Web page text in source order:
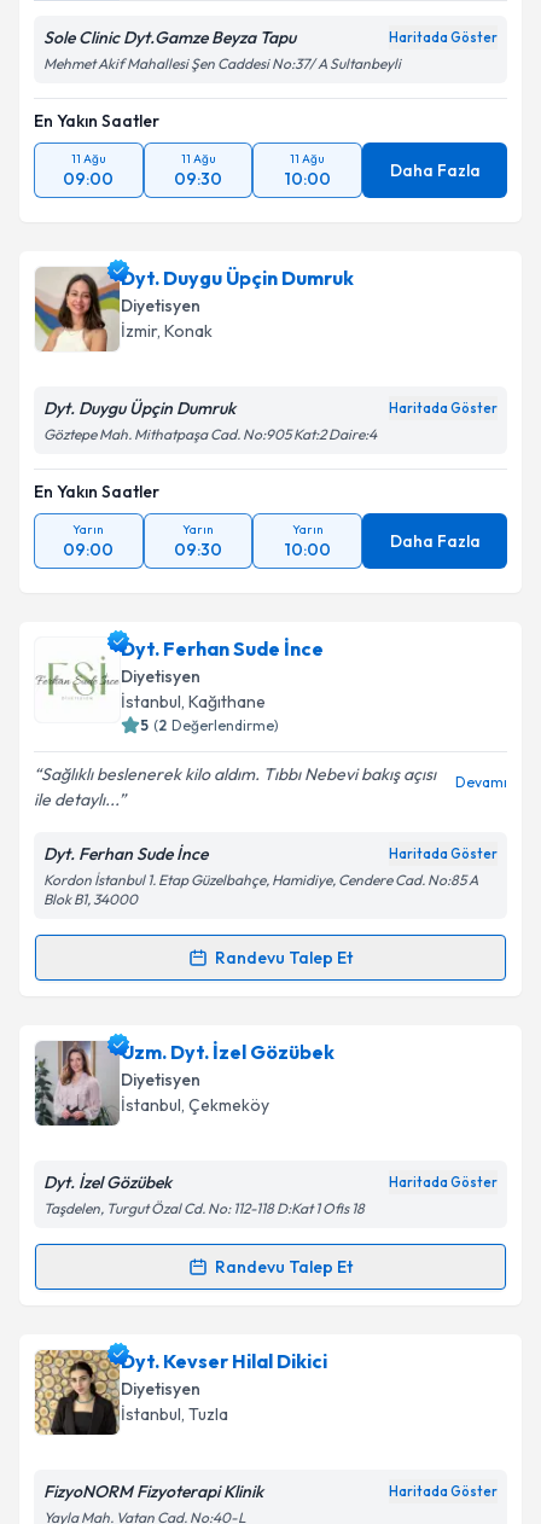
Sole Clinic Dyt.Gamze Beyza Tapu Haritada Göster
Mehmet Akif Mahallesi Şen Caddesi No:37/ A Sultanbeyli
En Yakın Saatler
11 Ağu
09:00
11 Ağu
09:30
11 Ağu
10:00 Daha Fazla
Dyt. Duygu Üpçin Dumruk
Diyetisyen
İzmir, Konak
Dyt. Duygu Üpçin Dumruk Haritada Göster
Göztepe Mah. Mithatpaşa Cad. No:905 Kat:2 Daire:4
En Yakın Saatler
Yarın
09:00
Yarın
09:30
Yarın
10:00 Daha Fazla
Dyt. Ferhan Sude İnce
Diyetisyen
İstanbul, Kağıthane
5 (2 Değerlendirme)
Sağlıklı beslenerek kilo aldım. Tıbbı Nebevi bakış açısı
ile detaylı...
Devamı
Dyt. Ferhan Sude İnce Haritada Göster
Kordon İstanbul 1. Etap Güzelbahçe, Hamidiye, Cendere Cad. No:85 A
Blok B1, 34000
Randevu Talep Et
Randevu Takvimi Talebi
Dyt. Ferhan Sude İnceiçin randevu takvimi talebi
oluşturun. Size bu uzmandan randevu almanız için bir
takvim hazırlandığında e-posta ile bilgilendireceğiz.
Kişisel verilerimin işlenmesine ilişkin
Metni'ni okudum ve kişisel verilerimin belirtilen
Takvim Talebini Gönder
Uzm. Dyt. İzel Gözübek
Diyetisyen
İstanbul, Çekmeköy
Dyt. İzel Gözübek Haritada Göster
Taşdelen, Turgut Özal Cd. No: 112-118 D:Kat 1 Ofis 18
Randevu Talep Et
Randevu Takvimi Talebi
Uzm. Dyt. İzel Gözübek için randevu takvimi talebi
oluşturun. Size bu uzmandan randevu almanız için bir
takvim hazırlandığında e-posta ile bilgilendireceğiz.
Dyt. Kevser Hilal Dikici
Diyetisyen
İstanbul, Tuzla
FizyoNORM Fizyoterapi Klinik Haritada Göster
Yayla Mah. Vatan Cad. No:40-L